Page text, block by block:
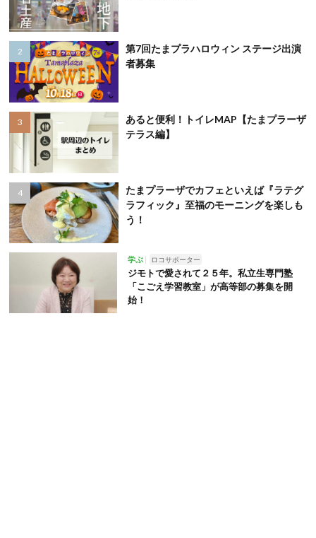
第7回たまプラハロウィン ステージ出演
者募集
あると便利！トイレMAP【たまプラーザ
テラス編】
たまプラーザでカフェといえば『ラテグ
ラフィック』至福のモーニングを楽しも
う！
学ぶ ロコサポーター
ジモトで愛されて２５年。私立生専門塾
「こごえ学習教室」が高等部の募集を開
始！